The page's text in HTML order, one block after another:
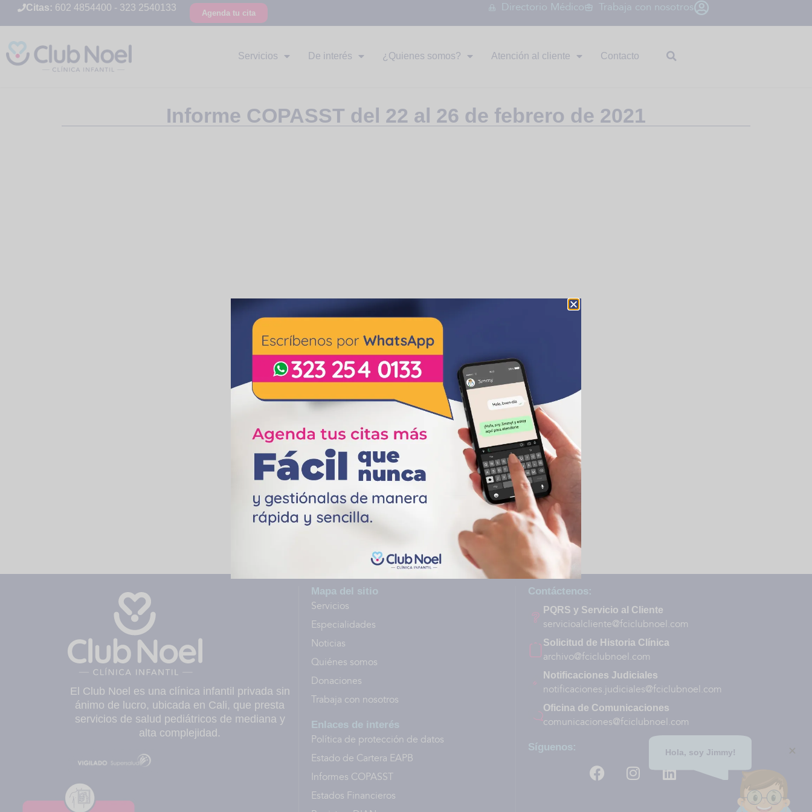
Citas: 602 4854400 - 323 2540133
Agenda tu cita Directorio Médico Trabaja con nosotros
Servicios De interés ¿Quienes somos? Atención al cliente Contacto
Agenda tu cita aquí
Informe COPASST del 22 al 26 de febrero de 2021
El Club Noel es una clínica infantil privada sin
ánimo de lucro, ubicada en Cali, que presta
servicios de salud pediátricos de mediana y
alta complejidad.
Mapa del sitio
Servicios
Especialidades
Noticias
Quiénes somos
Donaciones
Trabaja con nosotros
Enlaces de interés
Política de protección de datos
Estado de Cartera EAPB
Informes COPASST
Estados Financieros
Contáctenos:
PQRS y Servicio al Cliente
servicioalcliente@fciclubnoel.com
Solicitud de Historia Clínica
archivo@fciclubnoel.com
Notificaciones Judiciales
notificaciones.judiciales@fciclubnoel.com
Oficina de Comunicaciones
comunicaciones@fciclubnoel.com
Síguenos: